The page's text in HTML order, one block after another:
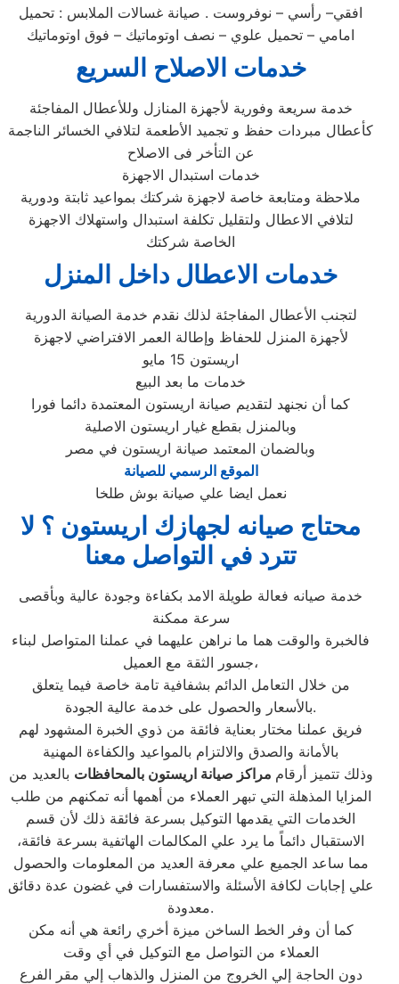
افقي– رأسي – نوفروست . صيانة غسالات الملابس : تحميل
امامي – تحميل علوي – نصف اوتوماتيك – فوق اوتوماتيك
خدمات الاصلاح السريع
خدمة سريعة وفورية لأجهزة المنازل وللأعطال المفاجئة
كأعطال مبردات حفظ و تجميد الأطعمة لتلافي الخسائر الناجمة
عن التأخر فى الاصلاح
خدمات استبدال الاجهزة
ملاحظة ومتابعة خاصة لاجهزة شركتك بمواعيد ثابتة ودورية
لتلافي الاعطال ولتقليل تكلفة استبدال واستهلاك الاجهزة
الخاصة شركتك
خدمات الاعطال داخل المنزل
لتجنب الأعطال المفاجئة لذلك نقدم خدمة الصيانة الدورية
لأجهزة المنزل للحفاظ وإطالة العمر الافتراضي لاجهزة
اريستون 15 مايو
خدمات ما بعد البيع
كما أن نجنهد لتقديم صيانة اريستون المعتمدة دائما فورا
وبالمنزل بقطع غيار اريستون الاصلية
وبالضمان المعتمد صيانة اريستون في مصر
الموقع الرسمي للصيانة
نعمل ايضا علي صيانة بوش طلخا
محتاج صيانه لجهازك اريستون ؟ لا
تترد في التواصل معنا
خدمة صيانه فعالة طويلة الامد بكفاءة وجودة عالية وبأقصى
سرعة ممكنة
فالخبرة والوقت هما ما نراهن عليهما في عملنا المتواصل لبناء
جسور الثقة مع العميل،
من خلال التعامل الدائم بشفافية تامة خاصة فيما يتعلق
بالأسعار والحصول على خدمة عالية الجودة.
فريق عملنا مختار بعناية فائقة من ذوي الخبرة المشهود لهم
بالأمانة والصدق والالتزام بالمواعيد والكفاءة المهنية
وذلك تتميز أرقام مراكز صيانة اريستون بالمحافظات بالعديد من
المزايا المذهلة التي تبهر العملاء من أهمها أنه تمكنهم من طلب
الخدمات التي يقدمها التوكيل بسرعة فائقة ذلك لأن قسم
الاستقبال دائماً ما يرد علي المكالمات الهاتفية بسرعة فائقة،
مما ساعد الجميع علي معرفة العديد من المعلومات والحصول
علي إجابات لكافة الأسئلة والاستفسارات في غضون عدة دقائق
معدودة.
كما أن وفر الخط الساخن ميزة أخري رائعة هي أنه مكن
العملاء من التواصل مع التوكيل في أي وقت
دون الحاجة إلي الخروج من المنزل والذهاب إلي مقر الفرع